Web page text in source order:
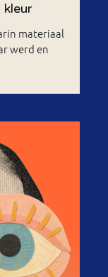
materiaal
werd en